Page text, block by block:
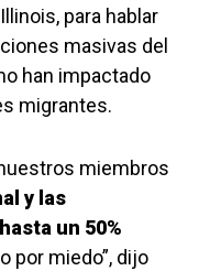
para hablar
masivas del
han impactado
migrantes.
miembros
y las
un 50%
por miedo”, dijo